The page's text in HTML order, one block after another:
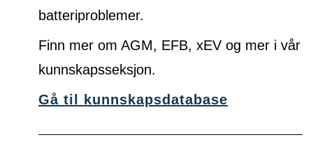
batteriproblemer.
Finn mer om AGM, EFB, xEV og mer i vår
kunnskapsseksjon.
Gå til kunnskapsdatabase